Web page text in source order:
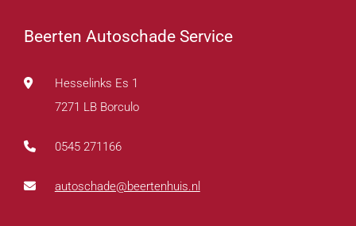
Beerten Autoschade Service
Hesselinks Es 1
7271 LB Borculo
0545 271166
autoschade@beertenhuis.nl